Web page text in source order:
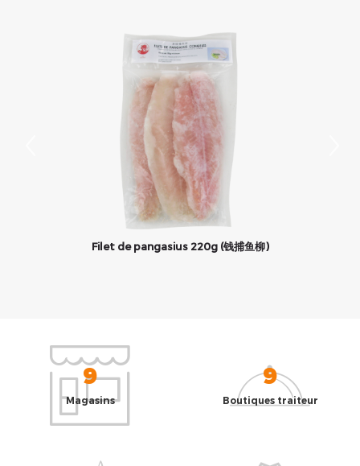
Filet de pangasius 220g (钱捕鱼柳)
9
Magasins
9
Boutiques traiteur